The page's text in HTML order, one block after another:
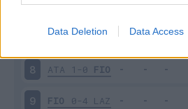
Data Deletion Data Access
6 BOL 2-1 FIO
FIO 2-0 VER
8 ATA 1-0 FIO
9 FIO 0-4 LAZ